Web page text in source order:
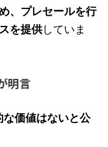
、プレセールを行
を提供していま
明言
な価値はないと公